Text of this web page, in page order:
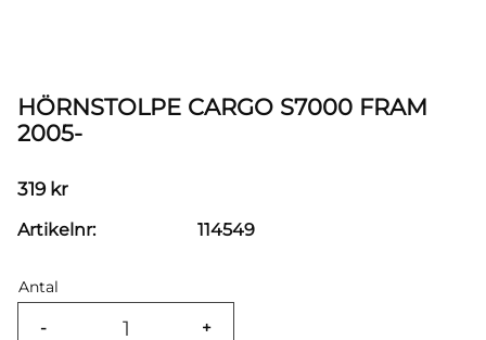
HÖRNSTOLPE CARGO S7000 FRAM
2005-
319kr
Antal
+
-
Artikelnr 114549